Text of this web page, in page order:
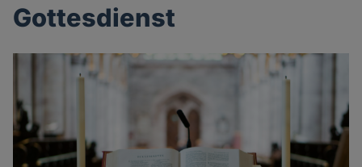
Gottesdienst